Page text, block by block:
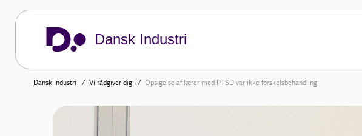
Dansk Industri
Dansk Industri Vi rådgiver dig Opsigelse af lærer med PTSD var ikke forskelsbehandling